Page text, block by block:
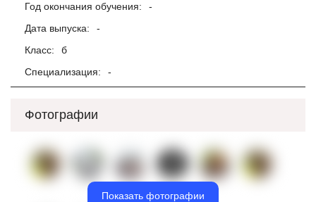
Год окончания обучения:
-
Дата выпуска:
-
Класс:
б
Специализация:
-
Фотографии
Показать фотографии